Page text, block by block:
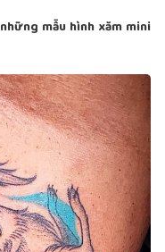
những mẫu hình xăm mini